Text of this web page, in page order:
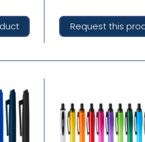
Request this